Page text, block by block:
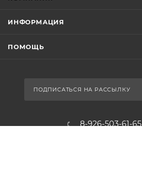
ИНФОРМАЦИЯ
ПОМОЩЬ
ПОДПИСАТЬСЯ НА РАССЫЛКУ
8-926-503-61-65